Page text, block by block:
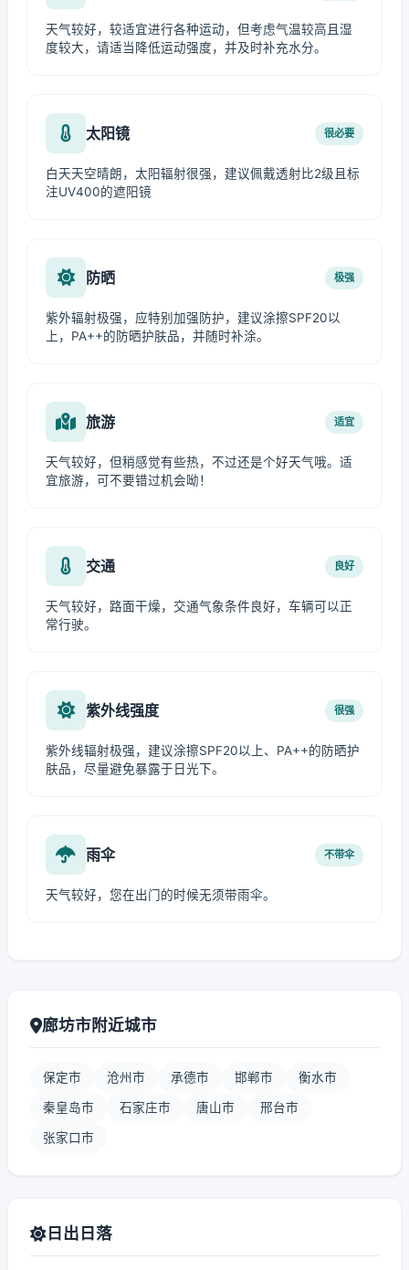
天气较好，较适宜进行各种运动，但考虑气温较高且湿
度较大，请适当降低运动强度，并及时补充水分。
太阳镜 很必要
白天天空晴朗，太阳辐射很强，建议佩戴透射比2级且标
注UV400的遮阳镜
防晒 极强
紫外辐射极强，应特别加强防护，建议涂擦SPF20以
上，PA++的防晒护肤品，并随时补涂。
旅游 适宜
天气较好，但稍感觉有些热，不过还是个好天气哦。适
宜旅游，可不要错过机会呦！
交通 良好
天气较好，路面干燥，交通气象条件良好，车辆可以正
常行驶。
紫外线强度 很强
紫外线辐射极强，建议涂擦SPF20以上、PA++的防晒护
肤品，尽量避免暴露于日光下。
雨伞 不带伞
天气较好，您在出门的时候无须带雨伞。
廊坊市附近城市
保定市 沧州市 承德市 邯郸市 衡水市
秦皇岛市 石家庄市 唐山市 邢台市
张家口市
日出日落